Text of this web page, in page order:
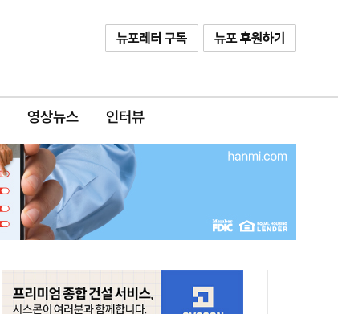
영상뉴스 인터뷰